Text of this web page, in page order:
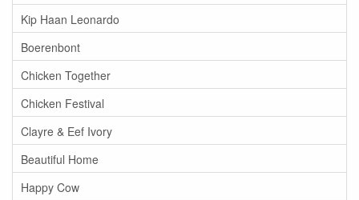
Kip Haan Leonardo
Boerenbont
Chicken Together
Chicken Festival
Clayre & Eef Ivory
Beautiful Home
Happy Cow